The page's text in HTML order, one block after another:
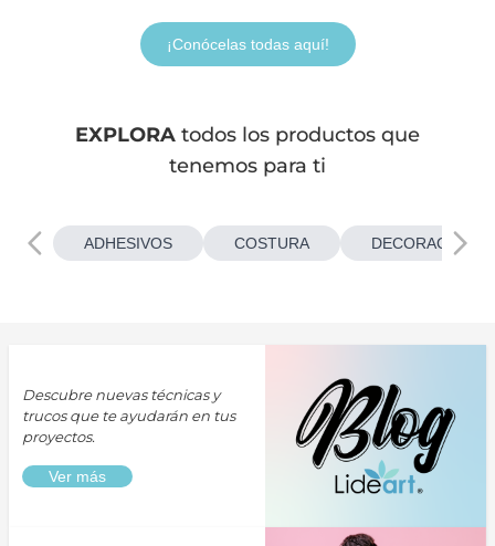
¡Conócelas todas aquí!
EXPLORA todos los productos que
tenemos para ti
ADHESIVOS COSTURA
Descubre nuevas técnicas y
trucos que te ayudarán en tus
proyectos.
Ver más